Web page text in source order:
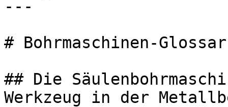
---
# Bohrmaschinen-
## Die
Werkzeug in der